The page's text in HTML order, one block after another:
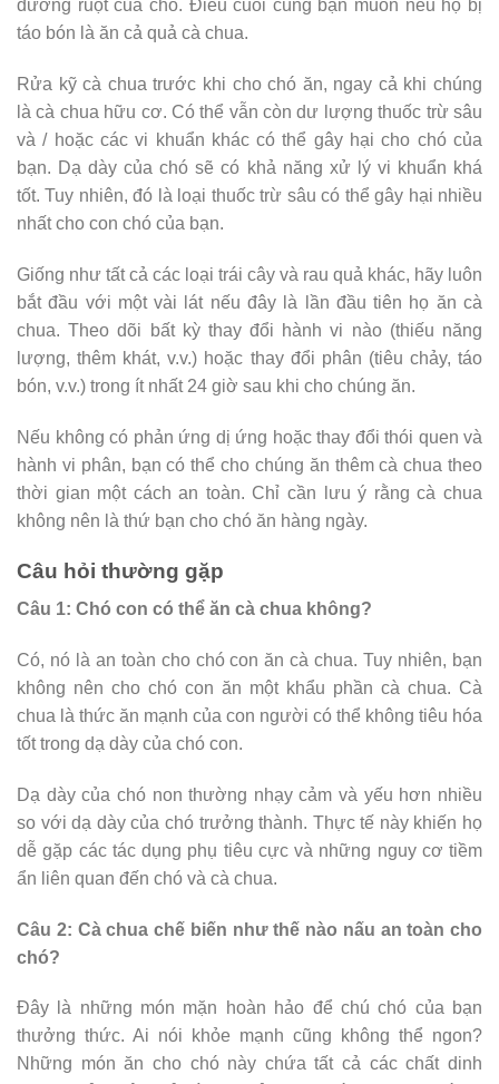
đường ruột của chó. Điều cuối cùng bạn muốn nếu họ bị
táo bón là ăn cả quả cà chua.
Rửa kỹ cà chua trước khi cho chó ăn, ngay cả khi chúng
là cà chua hữu cơ. Có thể vẫn còn dư lượng thuốc trừ sâu
và / hoặc các vi khuẩn khác có thể gây hại cho chó của
bạn. Dạ dày của chó sẽ có khả năng xử lý vi khuẩn khá
tốt. Tuy nhiên, đó là loại thuốc trừ sâu có thể gây hại nhiều
nhất cho con chó của bạn.
Giống như tất cả các loại trái cây và rau quả khác, hãy luôn
bắt đầu với một vài lát nếu đây là lần đầu tiên họ ăn cà
chua. Theo dõi bất kỳ thay đổi hành vi nào (thiếu năng
lượng, thêm khát, v.v.) hoặc thay đổi phân (tiêu chảy, táo
bón, v.v.) trong ít nhất 24 giờ sau khi cho chúng ăn.
Nếu không có phản ứng dị ứng hoặc thay đổi thói quen và
hành vi phân, bạn có thể cho chúng ăn thêm cà chua theo
thời gian một cách an toàn. Chỉ cần lưu ý rằng cà chua
không nên là thứ bạn cho chó ăn hàng ngày.
Câu hỏi thường gặp
Câu 1: Chó con có thể ăn cà chua không?
Có, nó là an toàn cho chó con ăn cà chua. Tuy nhiên, bạn
không nên cho chó con ăn một khẩu phần cà chua. Cà
chua là thức ăn mạnh của con người có thể không tiêu hóa
tốt trong dạ dày của chó con.
Dạ dày của chó non thường nhạy cảm và yếu hơn nhiều
so với dạ dày của chó trưởng thành. Thực tế này khiến họ
dễ gặp các tác dụng phụ tiêu cực và những nguy cơ tiềm
ẩn liên quan đến chó và cà chua.
Câu 2: Cà chua chế biến như thế nào nấu an toàn cho
chó?
Đây là những món mặn hoàn hảo để chú chó của bạn
thưởng thức. Ai nói khỏe mạnh cũng không thể ngon?
Những món ăn cho chó này chứa tất cả các chất dinh